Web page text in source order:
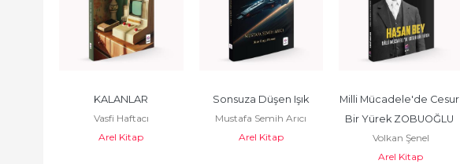
KALANLAR
Vasfi Haftacı
Arel Kitap
Sonsuza Düşen Işık
Mustafa Semih Arıcı
Arel Kitap
Milli Mücadele'de Cesur
Bir Yürek ZOBUOĞLU
(ZOBOĞLU) HASAN BEY
Volkan Şenel
Arel Kitap